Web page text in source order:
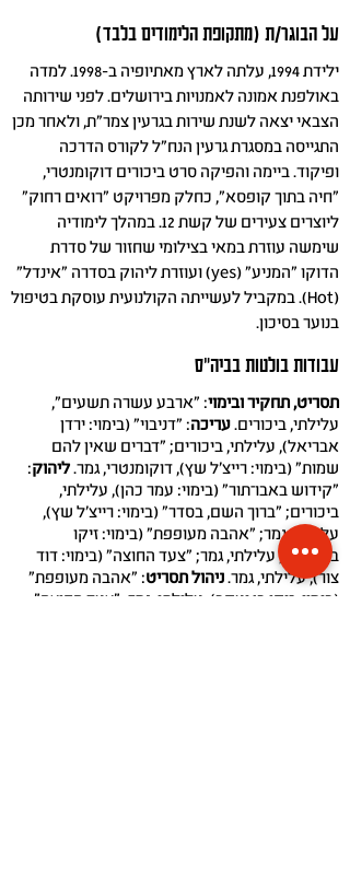
על הבוגר/ת (מתקופת הלימודים בלבד)
ילידת 1994, עלתה לארץ מאתיופיה ב-1998. למדה
באולפנת אמונה לאמנויות בירושלים. לפני שירותה
הצבאי יצאה לשנת שירות בגרעין צמר"ת, ולאחר מכן
התגייסה במסגרת גרעין הנח"ל לקורס הדרכה
ופיקוד. ביימה והפיקה סרט ביכורים דוקומנטרי,
"חיה בתוך קופסא", כחלק מפרויקט "רואים רחוק"
ליוצרים צעירים של קשת 12. במהלך לימודיה
שימשה עוזרת במאי בצילומי שחזור של סדרת
הדוקו "המניע" (yes) ועוזרת ליהוק בסדרה "אינדל"
(Hot). במקביל לעשייתה הקולנועית עוסקת בטיפול
בנוער בסיכון.
עבודות בולטות בביה"ס
תסריט, תחקיר ובימוי: "ארבע עשרה תשעים",
עלילתי, ביכורים.עריכה: "דניבוי" (בימוי: ירדן
אבריאל), עלילתי, ביכורים; "דברים שאין להם
שמות" (בימוי: רייצ'ל שץ), דוקומנטרי, גמר.ליהוק:
"קידוש באבו־תור" (בימוי: עמר כהן), עלילתי,
ביכורים; "ברוך השם, בסדר" (בימוי: רייצ'ל שץ),
עלילתי, גמר; "אהבה מעופפת" (בימוי: זיקו
בן־יעקב), עלילתי, גמר; "צעד החוצה" (בימוי: דוד
צור), עלילתי, גמר.ניהול תסריט: "אהבה מעופפת"
(בימוי: זיקו בן יעקב), עלילתי, גמר; "צעד החוצה"